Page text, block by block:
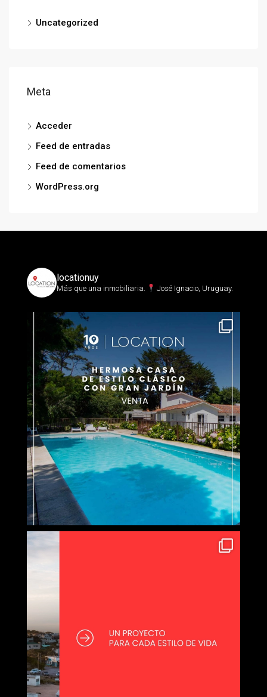
Uncategorized
Meta
Acceder
Feed de entradas
Feed de comentarios
WordPress.org
locationuy
Más que una inmobiliaria.⁣ José Ignacio, Uruguay.